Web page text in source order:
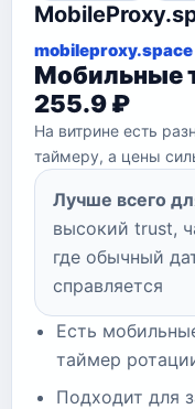
mobileproxy.space
Мобильные
255.9 ₽
На витрине есть
таймеру, а цены
Лучше всего
высокий trust,
где обычный
справляется
Есть
таймер
Подходит для